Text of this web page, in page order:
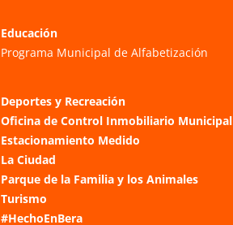
Educación
Programa Municipal de Alfabetización
Deportes y Recreación
Oficina de Control Inmobiliario Municipal
Estacionamiento Medido
La Ciudad
Parque de la Familia y los Animales
Turismo
#HechoEnBera